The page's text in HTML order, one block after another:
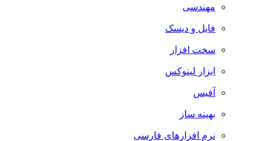
مهندسی
فایل و دیسک
سخت افزار
ابزار لینوکس
آفیس
بهینه ساز
نرم افزارهای فارسی